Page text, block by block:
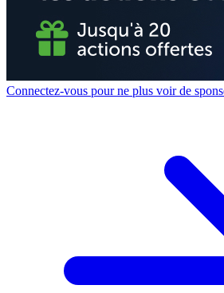
Connectez-vous pour ne plus voir de